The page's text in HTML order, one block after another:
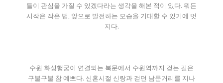
들이 관심을 가질 수 있겠다라는 생각을 해본 적이 있다. 뭐든
시작은 작은 법, 앞으로 발전하는 모습을 기대할 수 있기에 멋
지다.
수원 화성행궁이 연결되는 북문에서 수원역까지 걷는 길은
구불구불 참 예쁘다. 신혼시절 신랑과 걷던 남문거리를 지나